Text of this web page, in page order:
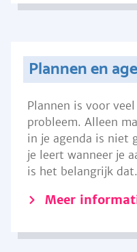
Plannen en
Plannen is voor
probleem. Alleen
in je agenda is niet
je leert wanneer je
is het belangrijk
Meer